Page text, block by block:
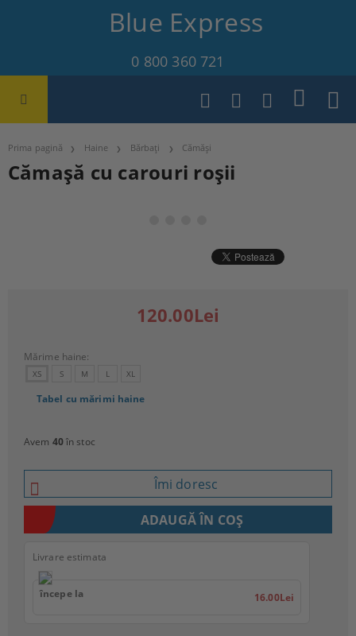
Blue Express
0 800 360 721
Prima pagină Haine Bărbați Cămăși
Cămașă cu carouri roșii
120.00Lei
Mărime haine:
XS S M L XL
Tabel cu mărimi haine
Avem 40în stoc
Îmi doresc
Livrare estimata
începe la 16.00Lei